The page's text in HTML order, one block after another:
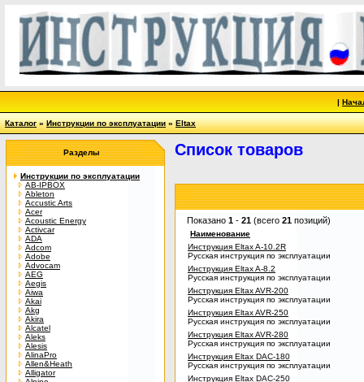
|
Каталог»Инструкции по эксплуатации»Eltax
Разделы
Инструкции по эксплуатации
AB-IPBOX
Ableton
Accustic Arts
Acer
Acoustic Energy
Activcar
ADA
Adcom
Adobe
Advocam
AEG
Aegis
Aiwa
Akai
Akg
Akira
Alcatel
Aleks
Alesis
AlinaPro
Allen&Heath
Alligator
Список товаров
Показано 1 - 21 (всего 21 позиций)
Наименование
Инструкция Eltax A-10.2R
Русская инструкция по эксплуатации
Инструкция Eltax A-8.2
Русская инструкция по эксплуатации
Инструкция Eltax AVR-200
Русская инструкция по эксплуатации
Инструкция Eltax AVR-250
Русская инструкция по эксплуатации
Инструкция Eltax AVR-280
Русская инструкция по эксплуатации
Инструкция Eltax DAC-180
Русская инструкция по эксплуатации
Инструкция Eltax DAC-250